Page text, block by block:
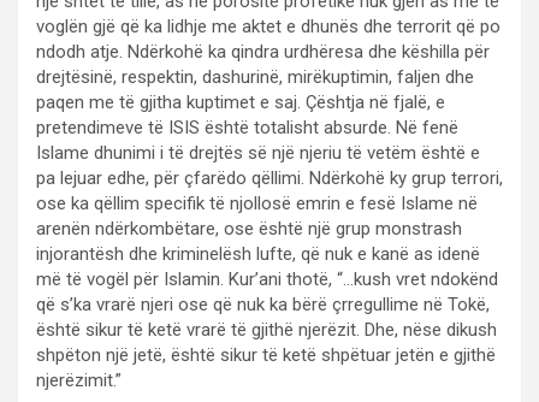
voglën gjë që ka lidhje me aktet e dhunës dhe terrorit që po
ndodh atje. Ndërkohë ka qindra urdhëresa dhe këshilla për
drejtësinë, respektin, dashurinë, mirëkuptimin, faljen dhe
paqen me të gjitha kuptimet e saj. Çështja në fjalë, e
pretendimeve të ISIS është totalisht absurde. Në fenë
Islame dhunimi i të drejtës së një njeriu të vetëm është e
pa lejuar edhe, për çfarëdo qëllimi. Ndërkohë ky grup terrori,
ose ka qëllim specifik të njollosë emrin e fesë Islame në
arenën ndërkombëtare, ose është një grup monstrash
injorantësh dhe kriminelësh lufte, që nuk e kanë as idenë
më të vogël për Islamin. Kur’ani thotë, “…kush vret ndokënd
që s’ka vrarë njeri ose që nuk ka bërë çrregullime në Tokë,
është sikur të ketë vrarë të gjithë njerëzit. Dhe, nëse dikush
shpëton një jetë, është sikur të ketë shpëtuar jetën e gjithë
njerëzimit.”